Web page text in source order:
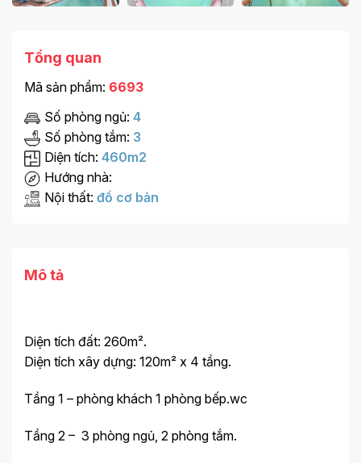
Tổng quan
Mã sản phẩm: 6693
Số phòng ngủ: 4
Số phòng tắm: 3
Diện tích: 460m2
Hướng nhà:
Nội thất: đồ cơ bản
Mô tả
Diện tích đất: 260m².
Diện tích xây dựng: 120m² x 4 tầng.
Tầng 1 – phòng khách 1 phòng bếp.wc
Tầng 2 – 3 phòng ngủ, 2 phòng tắm.